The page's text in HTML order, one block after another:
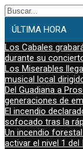
Buscar:
ÚLTIMA HORA
Los Cabales
durante su
Los Miserables
musical local
Del Guadiana a
generaciones de
El incendio
sofocado tras la
Un incendio
activar el nivel 1 del